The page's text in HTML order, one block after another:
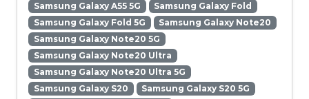
Samsung Galaxy A55 5G
Samsung Galaxy Fold
Samsung Galaxy Fold 5G
Samsung Galaxy Note20
Samsung Galaxy Note20 5G
Samsung Galaxy Note20 Ultra
Samsung Galaxy Note20 Ultra 5G
Samsung Galaxy S20
Samsung Galaxy S20 5G